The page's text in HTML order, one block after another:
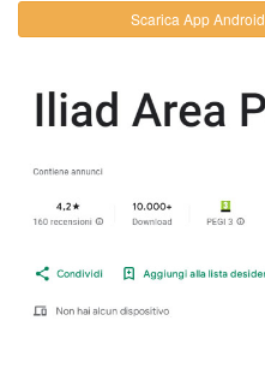
Scarica App Android